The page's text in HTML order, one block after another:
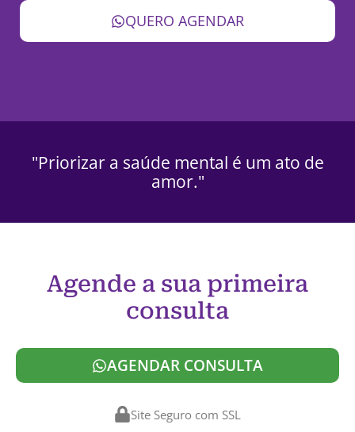
QUERO AGENDAR
"Priorizar a saúde mental é um ato de
amor."
Agende a sua primeira
consulta
AGENDAR CONSULTA
Site Seguro com SSL